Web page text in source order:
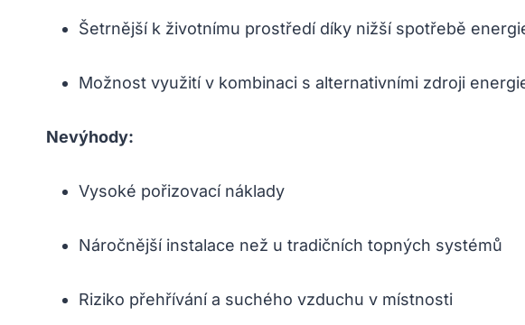
Šetrnější k životnímu prostředí díky nižší spotřebě
Možnost využití v kombinaci s alternativními zdroji
Nevýhody:
Vysoké pořizovací náklady
Náročnější instalace než u tradičních topných systémů
Riziko přehřívání a suchého vzduchu v místnosti